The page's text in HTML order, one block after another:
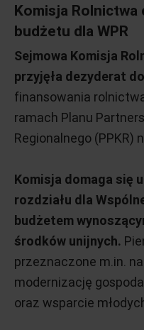
Komisja Rolnictwa
budżetu dla WPR
Sejmowa Komisja
przyjęła dezyderat
finansowania
ramach Planu
Regionalnego (PPKR)
Komisja domaga się
rozdziału dla
budżetem
środków unijnych.
przeznaczone m.in.
modernizację
oraz wsparcie